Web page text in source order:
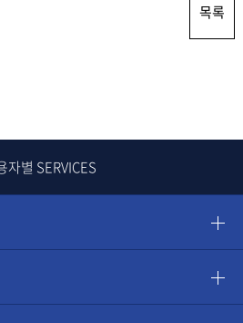
목록
자별 SERVICES